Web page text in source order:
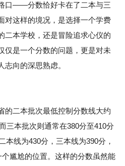
口——分数恰好卡在了二本与三
对这样的境况，是选择一个学费
二本学校，还是冒险追求心仪的
仅是一个分数的问题，更是对未
向的深思熟虑。
的二本批次最低控制分数线大约
三本批次则通常在380分至410分
本线为430分，三本线为390分，
尴尬的位置。这样的分数虽然能